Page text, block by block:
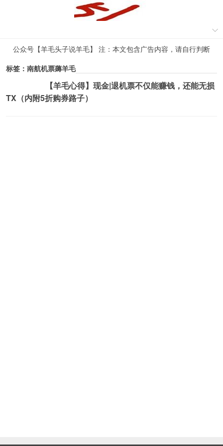
公众号【羊毛头子说羊毛】 注：本文包含广告内容，请自行判断
标签：南航机票薅羊毛
【羊毛心得】现金|退机票不仅能赚钱，还能无损
TX（内附5折购券路子）